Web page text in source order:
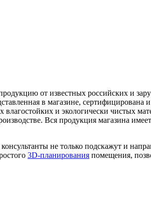
от известных российских и
в магазине,
и экологически чистых
Вся продукция магазина
не только подскажут и
3D-планирования помещения,